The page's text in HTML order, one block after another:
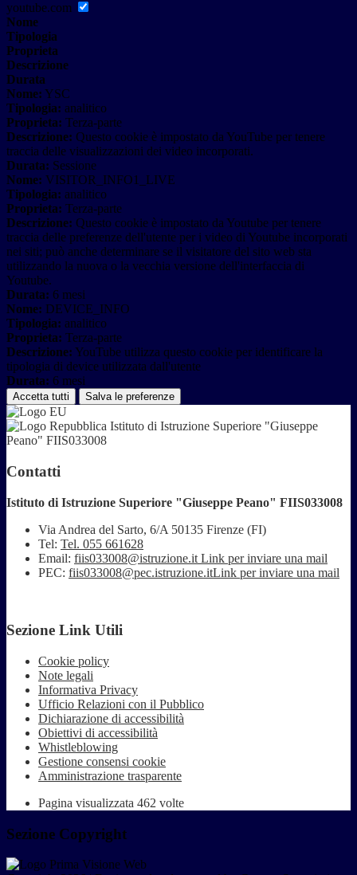
youtube.com
Nome
Tipologia
Proprieta
Descrizione
Durata
Nome: YSC
Tipologia: analitico
Proprieta: Terza-parte
Descrizione: Questo cookie è impostato da YouTube per tenere
traccia delle visualizzazioni dei video incorporati.
Durata: Sessione
Nome: VISITOR_INFO1_LIVE
Tipologia: analitico
Proprieta: Terza-parte
Descrizione: Questo cookie è impostato da Youtube per tenere
traccia delle preferenze dell'utente per i video di Youtube incorporati
nei siti; può anche determinare se il visitatore del sito web sta
utilizzando la nuova o la vecchia versione dell'interfaccia di
Youtube.
Durata: 6 mesi
Nome: DEVICE_INFO
Tipologia: analitico
Proprieta: Terza-parte
Descrizione: YouTube utilizza questo cookie per identificare la
tipologia di device utilizzata dall'utente
Durata: 6 mesi
Accetta tutti Salva le preferenze
Istituto di Istruzione Superiore "Giuseppe
Peano" FIIS033008
Contatti
Istituto di Istruzione Superiore "Giuseppe Peano" FIIS033008
Via Andrea del Sarto, 6/A 50135 Firenze (FI)
Tel: Tel. 055 661628
Email: fiis033008@istruzione.it Link per inviare una mail
PEC: fiis033008@pec.istruzione.itLink per inviare una mail
Sezione Link Utili
Cookie policy
Note legali
Informativa Privacy
Ufficio Relazioni con il Pubblico
Dichiarazione di accessibilità
Obiettivi di accessibilità
Whistleblowing
Gestione consensi cookie
Amministrazione trasparente
Pagina visualizzata 462 volte
Sezione Copyright